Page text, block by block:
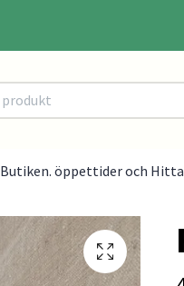
Butiken. öppettider och